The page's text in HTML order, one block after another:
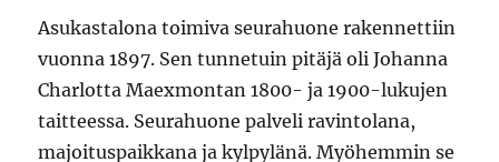
Asukastalona toimiva seurahuone rakennettiin
vuonna 1897. Sen tunnetuin pitäjä oli Johanna
Charlotta Maexmontan 1800- ja 1900-lukujen
taitteessa. Seurahuone palveli ravintolana,
majoituspaikkana ja kylpylänä. Myöhemmin se